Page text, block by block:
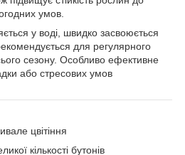
умов.
у воді, швидко засвоюється
для регулярного
сезону. Особливо ефективне
або стресових умов
цвітіння
кількості бутонів